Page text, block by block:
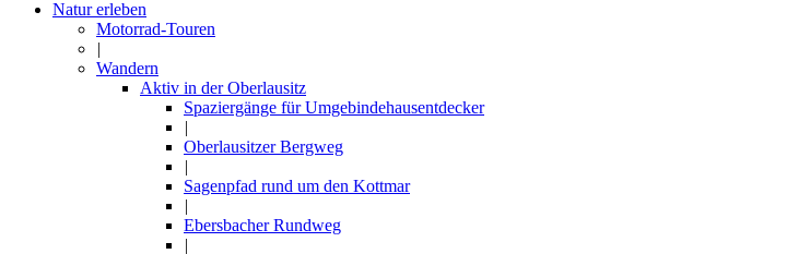
Natur erleben
Motorrad-Touren
|
Wandern
Aktiv in der Oberlausitz
Spaziergänge für Umgebindehausentdecker
|
Oberlausitzer Bergweg
|
Sagenpfad rund um den Kottmar
|
Ebersbacher Rundweg
|